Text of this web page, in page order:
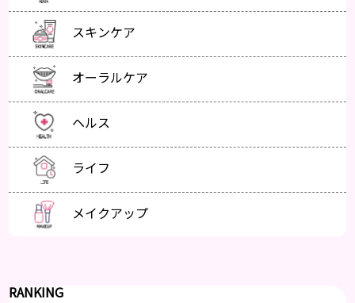
スキンケア
オーラルケア
ヘルス
ライフ
メイクアップ
RANKING